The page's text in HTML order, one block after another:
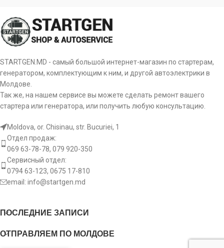
STARTGEN.MD - самый большой интернет-магазин по стартерам,
генератором, комплектующим к ним, и другой автоэлектрики в
Молдове.
Так же, на нашем сервисе вы можете сделать ремонт вашего
стартера или генератора, или получить любую консультацию.
Moldova, or. Chisinau, str. Bucuriei, 1
Отдел продаж:
069 63-78-78, 079 920-350
Сервисный отдел:
0794 63-123, 0675 17-810
email: info@startgen.md
ПОСЛЕДНИЕ ЗАПИСИ
ОТПРАВЛЯЕМ ПО МОЛДОВЕ